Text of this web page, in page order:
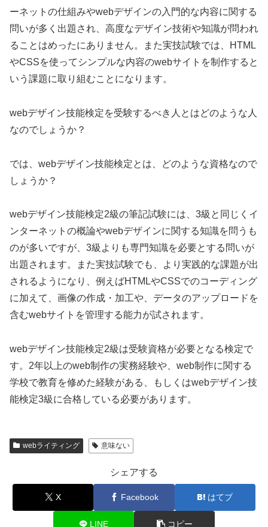
ーネットの仕組みやwebデザインの入門的な内容に関する
問いが多く出題され、高度なデザイン技術や知識が問われ
ることはめったにありません。また実技試験では、HTML
やCSSを使ってシンプルな内容のwebサイトを制作すると
いう課題に取り組むことになります。
webデザイン技能検定を受験するべき人とはどのような人
なのでしょうか？
では、webデザイン技能検定とは、どのような資格なので
しょうか？
webデザイン技能検定2級の筆記試験には、3級と同じくイ
ンターネットの概論やwebデザインに関する知識を問うも
のが多いですが、3級よりも専門知識を必要とする問いが
出題されます。また実技試験でも、より実践的な課題が出
されるようになり、例えばHTMLやCSSでのコーディング
に加えて、画像の作成・加工や、データのアップロードを
含むwebサイトを管理する能力が試されます。
webデザイン技能検定2級は受験資格が必要となる検定で
す。2年以上のweb制作の実務経験や、web制作に関する
学校で教育を修めた経験がある、もしくはwebデザイン技
能検定3級に合格している必要があります。
webライティング 意味ない
シェアする
X Facebook はてブ
LINE コピー